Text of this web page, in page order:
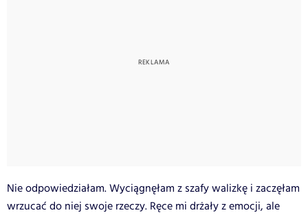
Nie odpowiedziałam. Wyciągnęłam z szafy walizkę i zaczęłam
wrzucać do niej swoje rzeczy. Ręce mi drżały z emocji, ale